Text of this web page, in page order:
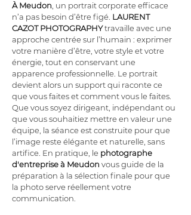
À Meudon , un portrait corporate efficace
n’a pas besoin d’être figé. LAURENT
CAZOT PHOTOGRAPHY travaille avec une
approche centrée sur l’humain : exprimer
votre manière d’être, votre style et votre
énergie, tout en conservant une
apparence professionnelle. Le portrait
devient alors un support qui raconte ce
que vous faites et comment vous le faites.
Que vous soyez dirigeant, indépendant ou
que vous souhaitiez mettre en valeur une
équipe, la séance est construite pour que
l’image reste élégante et naturelle, sans
artifice. En pratique, le photographe
d'entreprise à Meudon vous guide de la
préparation à la sélection finale pour que
la photo serve réellement votre
communication.